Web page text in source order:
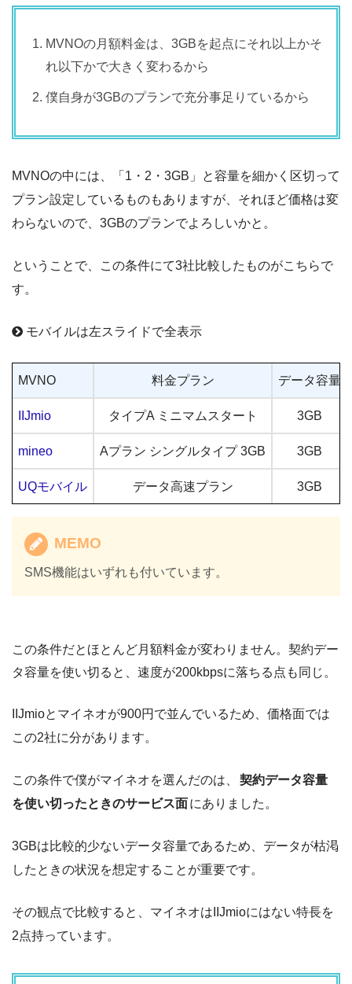
MVNOの月額料金は、3GBを起点にそれ以上かそ
れ以下かで大きく変わるから
僕自身が3GBのプランで充分事足りているから
MVNOの中には、「1・2・3GB」と容量を細かく区切って
プラン設定しているものもありますが、それほど価格は変
わらないので、3GBのプランでよろしいかと。
ということで、この条件にて3社比較したものがこちらで
す。
モバイルは左スライドで全表示
MVNO 料金プラン データ容量
IIJmio タイプA ミニマムスタート 3GB
mineo Aプラン シングルタイプ 3GB 3GB
UQモバイル データ高速プラン 3GB
MEMO
SMS機能はいずれも付いています。
この条件だとほとんど月額料金が変わりません。契約デー
タ容量を使い切ると、速度が200kbpsに落ちる点も同じ。
IIJmioとマイネオが900円で並んでいるため、価格面では
この2社に分があります。
この条件で僕がマイネオを選んだのは、
契約データ容量
を使い切ったときのサービス面にありました。
3GBは比較的少ないデータ容量であるため、データが枯渇
したときの状況を想定することが重要です。
その観点で比較すると、マイネオはIIJmioにはない特長を
2点持っています。